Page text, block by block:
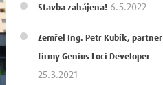
Stavba zahájena! 6.5.2022
Zemřel Ing. Petr Kubík, partner
firmy Genius Loci Developer
25.3.2021